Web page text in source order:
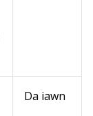
Da iawn